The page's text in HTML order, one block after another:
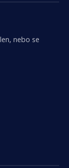
nebo se